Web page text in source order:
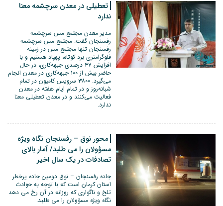
تعطیلی در معدن سرچشمه معنا
ندارد
مدیر معدن مجتمع مس سرچشمه
رفسنجان گفت: مجتمع مس سرچشمه
رفسنجان تنها مجتمع مس در زمینه
فلوگرامتری برد کوتاه، پهپاد هستیم و با
افزایش ۳۷ درصدی جبهه‌کاری، در حال
حاضر بیش از ۱۰۰ جبهه‌کاری در معدن انجام
می‌گیرد. ۳۸۰۰ سرویس کامیون در تمام
شبانه‌روز و در تمام ایام هفته در معدن
فعالیت می‌کنند و در معدن تعطیلی معنا
ندارد.
محور نوق – رفسنجان نگاه ویژه
مسؤولان را می طلبد/ آمار بالای
تصادفات در یک سال اخیر
جاده رفسنجان – نوق دومین جاده پرخطر
استان کرمان است که با توجه به حوادث
تلخ و ناگواری که روزانه در آن رخ می دهد
نگاه ویژه مسؤولان را می طلبد.